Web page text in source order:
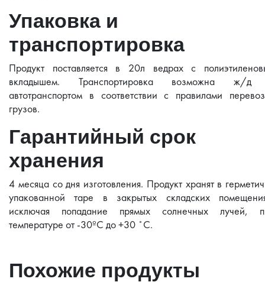
Упаковка и
транспортировка
Продукт поставляется в 20л ведрах с
вкладышем. Транспортировка возможна ж/
автотранспортом в соответствии с правилами
грузов.
Гарантийный срок
хранения
4 месяца со дня изготовления. Продукт хранят в
упакованной таре в закрытых складских
исключая попадание прямых солнечных лучей,
температуре от -30ºC до +30 ˚C.
Похожие продукты